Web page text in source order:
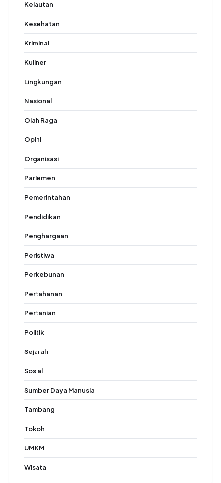
Kelautan
Kesehatan
Kriminal
Kuliner
Lingkungan
Nasional
Olah Raga
Opini
Organisasi
Parlemen
Pemerintahan
Pendidikan
Penghargaan
Peristiwa
Perkebunan
Pertahanan
Pertanian
Politik
Sejarah
Sosial
Sumber Daya Manusia
Tambang
Tokoh
UMKM
Wisata